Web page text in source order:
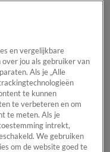
Onze categorieën Laatste
en vergelijkbare
jou als gebruiker van
Als je „Alle
te kunnen
te verbeteren en om
te meten. Als je
intrekt,
We gebruiken
om de website goed te